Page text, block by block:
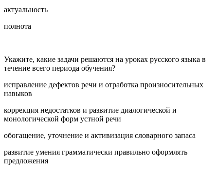
актуальность
полнота
Укажите, какие задачи решаются на уроках русского языка в
течение всего периода обучения?
исправление дефектов речи и отработка произносительных
навыков
коррекция недостатков и развитие диалогической и
монологической форм устной речи
обогащение, уточнение и активизация словарного запаса
развитие умения грамматически правильно оформлять
предложения